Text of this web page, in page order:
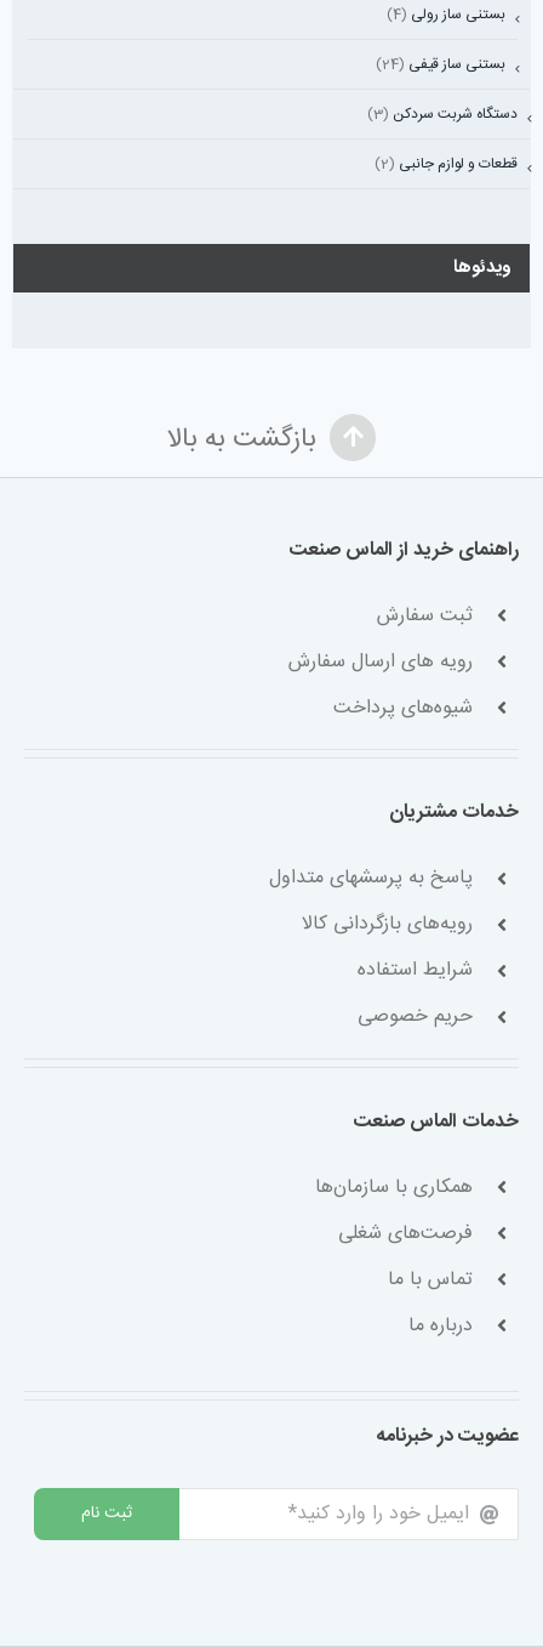
بستنی ساز رولی (4)
بستنی ساز قیفی (24)
دستگاه شربت سردکن (3)
قطعات و لوازم جانبی (2)
ویدئوها
بازگشت به بالا
راهنمای خرید از الماس صنعت
ثبت سفارش
رویه های ارسال سفارش
شیوه‌های پرداخت
خدمات مشتریان
پاسخ به پرسشهای متداول
رویه‌های بازگردانی کالا
شرایط استفاده
حریم خصوصی
خدمات الماس صنعت
همکاری با سازمان‌ها
فرصت‌های شغلی
تماس با ما
درباره ما
عضویت در خبرنامه
ثبت نام